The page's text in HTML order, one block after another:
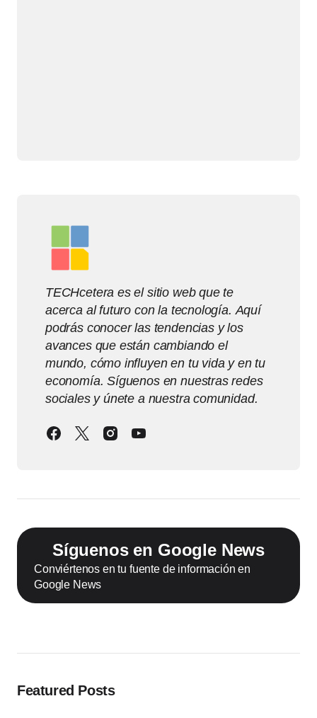
TECHcetera es el sitio web que te
acerca al futuro con la tecnología. Aquí
podrás conocer las tendencias y los
avances que están cambiando el
mundo, cómo influyen en tu vida y en tu
economía. Síguenos en nuestras redes
sociales y únete a nuestra comunidad.
Síguenos en Google News
Conviértenos en tu fuente de información en
Google News
Featured Posts